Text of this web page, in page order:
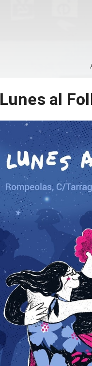
Lunes al